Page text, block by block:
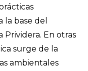
base del
Prividera. En otras
surge de la
ambientales